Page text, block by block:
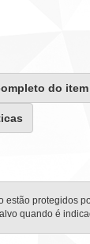
do item
estão protegidos
quando é